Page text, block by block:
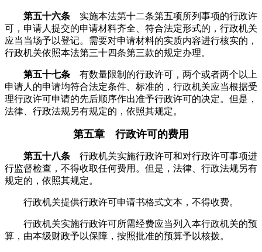
第五十六条 实施本法第十二条第五项所列事项的行政许
可，申请人提交的申请材料齐全、符合法定形式的，行政机关
应当当场予以登记。需要对申请材料的实质内容进行核实的，
行政机关依照本法第三十四条第三款的规定办理。
第五十七条 有数量限制的行政许可，两个或者两个以上
申请人的申请均符合法定条件、标准的，行政机关应当根据受
理行政许可申请的先后顺序作出准予行政许可的决定。但是，
法律、行政法规另有规定的，依照其规定。
第五章 行政许可的费用
第五十八条 行政机关实施行政许可和对行政许可事项进
行监督检查，不得收取任何费用。但是，法律、行政法规另有
规定的，依照其规定。
行政机关提供行政许可申请书格式文本，不得收费。
行政机关实施行政许可所需经费应当列入本行政机关的预
算，由本级财政予以保障，按照批准的预算予以核拨。